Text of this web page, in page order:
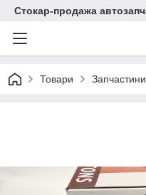
Стокар-продажа
Товари